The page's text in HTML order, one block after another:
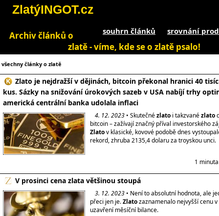
ZlatýINGOT.cz
souhrn článků srovnání
Archiv článků o
zlatě - víme, kde se o zlatě psalo!
všechny články o zlatě
Zlato je nejdražší v dějinách, bitcoin překonal hranici 40
kus. Sázky na snižování úrokových sazeb v USA nabíjí trhy
americká centrální banka udolala inflaci
4. 12. 2023 • Skutečnézlato i takzvanézlato
bitcoin – zažívají značný příval investorského
Zlatov klasické, kovové podobě dnes
rekord, zhruba 2135,4 dolaru za troyskou unci.
1
V prosinci cena zlata většinou stoupá
3. 12. 2023 • Není to absolutní hodnota, ale
přeci jen je.Zlatozaznamenalo nejvyšší cenu
uzavření měsíční bilance.